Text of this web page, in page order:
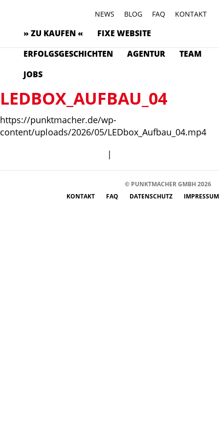
KONTAKT
FAQ
BLOG
NEWS
» ZU KAUFEN «
FIXE WEBSITE
ERFOLGSGESCHICHTEN
AGENTUR
TEAM
JOBS
LEDBOX_AUFBAU_04
https://punktmacher.de/wp-
content/uploads/2026/05/LEDbox_Aufbau_04.mp4
|
© PUNKTMACHER GMBH 2026
KONTAKT
FAQ DATENSCHUTZ IMPRESSUM